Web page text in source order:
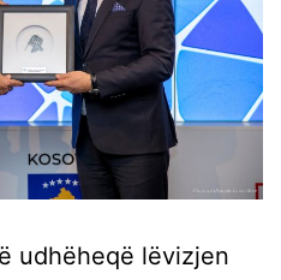
udhëheqë lëvizjen